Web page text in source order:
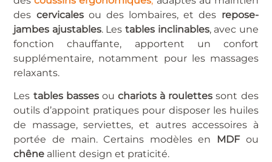
des cervicalesou des lombaires, et des repose-
jambes ajustables. Lestables inclinables, avec une
fonction chauffante, apportent un confort
supplémentaire, notamment pour les massages
relaxants.
Les tables bassesouchariots à roulettes sont des
outils d’appoint pratiques pour disposer les huiles
de massage, serviettes, et autres accessoires à
portée de main. Certains modèles en MDFou
chêne allient design et praticité.